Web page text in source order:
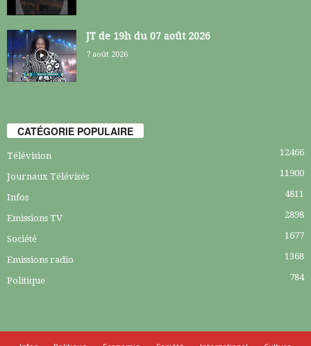
JT de 19h du 07 août 2026
7 août 2026
CATÉGORIE POPULAIRE
Télévision 12466
Journaux Télévisés 11900
Infos 4811
Emissions TV 2898
Société 1677
Emissions radio 1368
Politique 784